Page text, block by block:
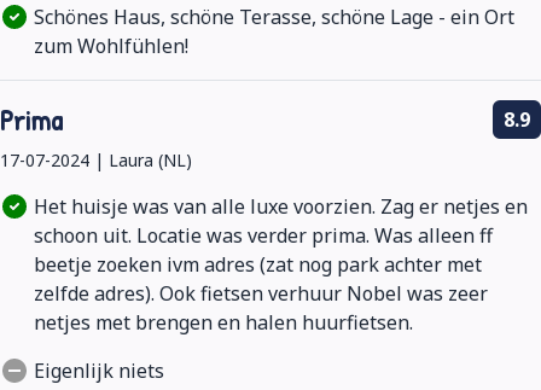
Schönes Haus, schöne Terasse, schöne Lage - ein Ort
zum Wohlfühlen!
Prima
17-07-2024 | Laura (NL)
8.9
Het huisje was van alle luxe voorzien. Zag er netjes en
schoon uit. Locatie was verder prima. Was alleen ff
beetje zoeken ivm adres (zat nog park achter met
zelfde adres). Ook fietsen verhuur Nobel was zeer
netjes met brengen en halen huurfietsen.
Eigenlijk niets